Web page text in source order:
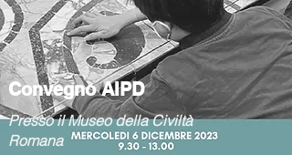
Convegno AIPD
Presso il Museo della Civiltà
Romana